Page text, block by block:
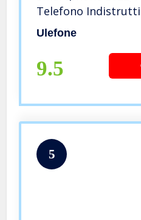
Telefono
Octa-Core
Robusto 5.45″HD+
Dual SIM NFC/OTG/
Ulefone
9.5
5